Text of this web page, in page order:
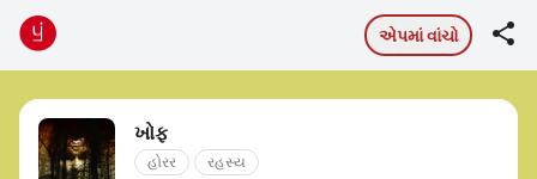
એપમાં વાંચો 
ખોફ
હોરર રહસ્ય